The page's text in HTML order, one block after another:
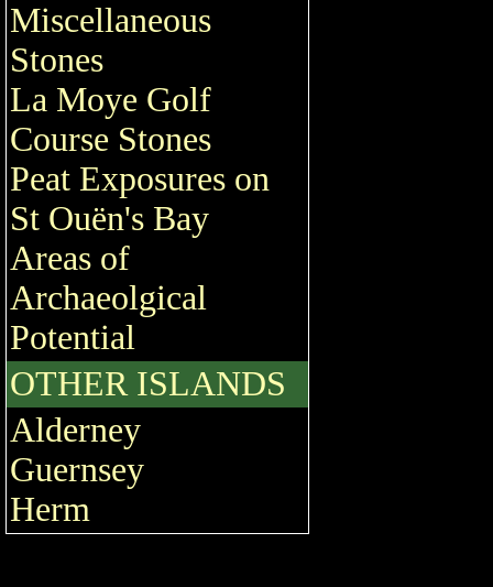
Miscellaneous
Stones
La Moye Golf
Course Stones
Peat Exposures on
St Ouën's Bay
Areas of
Archaeolgical
Potential
OTHER ISLANDS
Alderney
Guernsey
Herm